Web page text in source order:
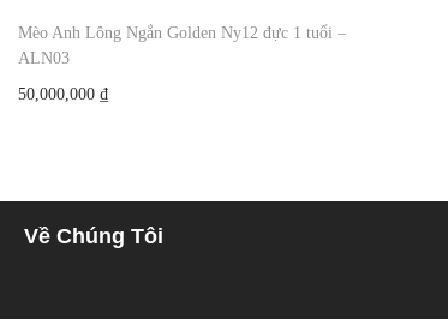
Mèo Anh Lông Ngắn Golden Ny12 đực 1 tuổi –
ALN03
50,000,000 ₫
Về Chúng Tôi